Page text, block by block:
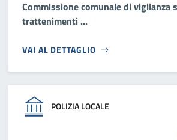
Commissione comunale di vigilanza
trattenimenti ...
VAI AL DETTAGLIO
POLIZIA LOCALE